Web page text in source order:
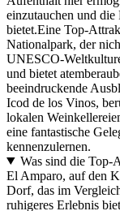
einzutauchen und
bietet.Eine Top-
Nationalpark, der
UNESCO-
und bietet
beeindruckende
Icod de los Vinos,
lokalen
eine fantastische
kennenzulernen.
Was sind die Top-
El Amparo, auf den
Dorf, das im
ruhigeres Erlebnis